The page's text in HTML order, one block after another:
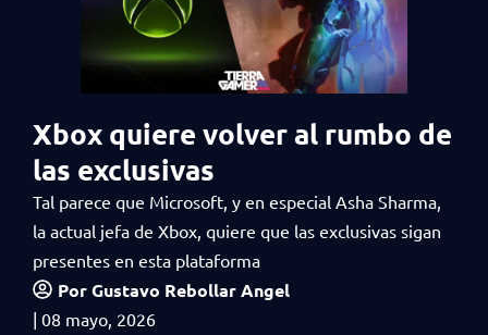
Xbox quiere volver al rumbo de
las exclusivas
Tal parece que Microsoft, y en especial Asha Sharma,
la actual jefa de Xbox, quiere que las exclusivas sigan
presentes en esta plataforma
PorGustavo Rebollar Angel
| 08 mayo, 2026